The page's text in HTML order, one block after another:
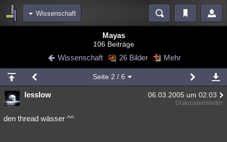
Wissenschaft
Blogs Videos
Chat Wiki Neuigkeiten
meine Rubriken
Menschen Mystery Kriminalfälle
Spiritualität Verschwörungen
Mayas
106 Beiträge
Wissenschaft 26 Bilder Mehr
Seite 2 / 6
lesslow 06.03.2005 um 02:03
Diskussionsleiter
den thread wässer ^^